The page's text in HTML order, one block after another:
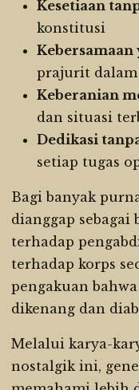
Kesetiaan
konstitusi
Kebersamaan
prajurit dalam
Keberanian
dan situasi
Dedikasi
setiap tugas
Bagi banyak
dianggap
terhadap
terhadap korps
pengakuan
dikenang dan
Melalui karya-
nostalgik ini,